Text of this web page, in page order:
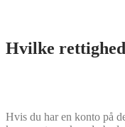
Hvilke
Hvis du har en konto på